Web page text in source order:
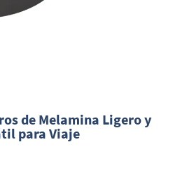
de Melamina Ligero y
para Viaje